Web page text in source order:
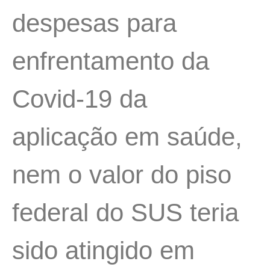
despesas para
enfrentamento da
Covid-19 da
aplicação em saúde,
nem o valor do piso
federal do SUS teria
sido atingido em